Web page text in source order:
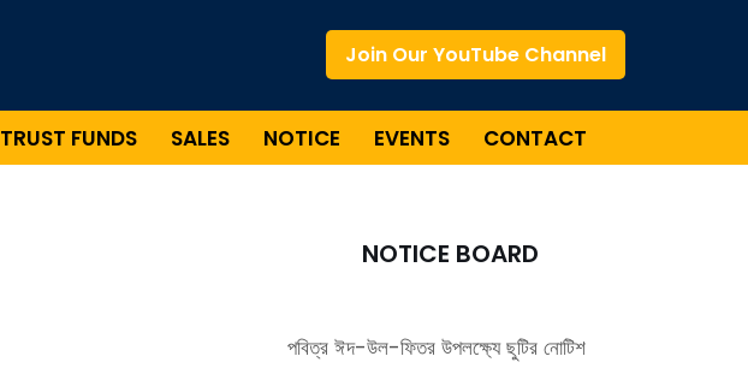
Join Our YouTube Channel
TRUST FUNDS SALES NOTICE EVENTS CONTACT
NOTICE BOARD
March 15, 2026